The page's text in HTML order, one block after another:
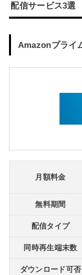
配信サービス3選
Amazonプライ
月額料金
無料期間
配信タイプ
同時再生端末数
ダウンロード可否